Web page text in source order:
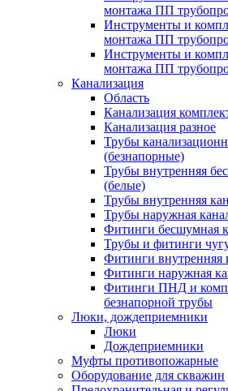
монтажа ПП
Инструменты и
монтажа ПП
Инструменты и
монтажа ПП
Канализация
Область
Канализация
Канализация разное
Трубы
(безнапорные)
Трубы внутренняя
(белые)
Трубы внутренняя
Трубы наружная
Фитинги бесшумная
Трубы и фитинги
Фитинги внутренняя
Фитинги наружная
Фитинги ПНД и
безнапорной трубы
Люки, дождеприемники
Люки
Дождеприемники
Муфты противопожарные
Оборудование для скважин